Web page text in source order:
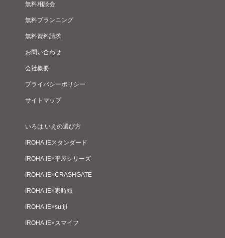
無料相談会
無料プランニング
無料資料請求
お問い合わせ
会社概要
プライバシーポリシー
サイトマップ
いろは.いえの選び方
IROHA.IEスタンダード
IROHA.IE×平屋シリーズ
IROHA.IE×CRASHGATE
IROHA.IE×家時短
IROHA.IE×su:iji
IROHA.IE×スマイフ